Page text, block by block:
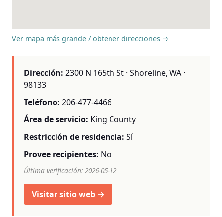
Ver mapa más grande / obtener direcciones →
Dirección: 2300 N 165th St · Shoreline, WA ·
98133
Teléfono: 206-477-4466
Área de servicio: King County
Restricción de residencia: Sí
Provee recipientes: No
Última verificación: 2026-05-12
Visitar sitio web →